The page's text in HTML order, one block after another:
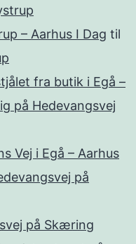
– Aarhus I Dag til
fra butik i Egå –
på Hedevangsvej
Vej i Egå – Aarhus
på
på Skæring